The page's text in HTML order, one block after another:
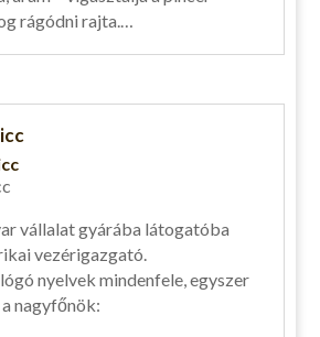
rágódni rajta.…
vállalat gyárába látogatóba
vezérigazgató.
nyelvek mindenfele, egyszer
nagyfőnök: